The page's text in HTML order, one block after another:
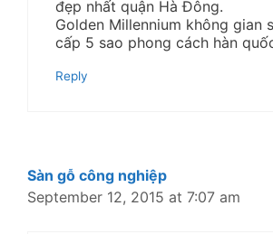
đẹp nhất quận Hà Đông.
Golden Millennium không gian
cấp 5 sao phong cách hàn
Reply
Sàn gỗ công nghiệp
September 12, 2015 at 7:07 am